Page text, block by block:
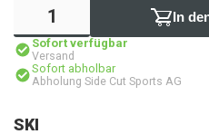
In
Sofort verfügbar
Versand
Sofort abholbar
Abholung Side Cut Sports AG
SKI